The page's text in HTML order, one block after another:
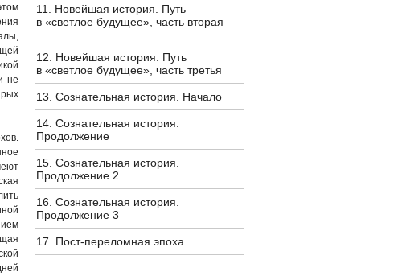
не
11. Новейшая история. Путь
в «светлое будущее», часть вторая
12. Новейшая история. Путь
в «светлое будущее», часть третья
13. Сознательная история. Начало
14. Сознательная история.
Продолжение
15. Сознательная история.
Продолжение 2
16. Сознательная история.
Продолжение 3
17. Пост-переломная эпоха